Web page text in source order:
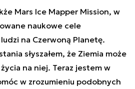
Mars Ice Mapper Mission, w
naukowe cele
na Czerwoną Planetę.
słyszałem, że Ziemia może
na niej. Teraz jestem w
w zrozumieniu podobnych